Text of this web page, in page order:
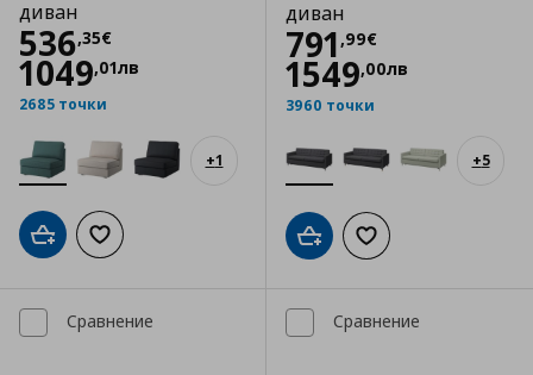
+1
диван
536,35€
Цена
1049,01лв
2685 точки
Добави в кошницата
Добави към списъка с любими
+5
диван
791 ,99€
Цена
1549,00лв
3960 точки
Добави в кошницата
Добави към
Сравнение Сравнение